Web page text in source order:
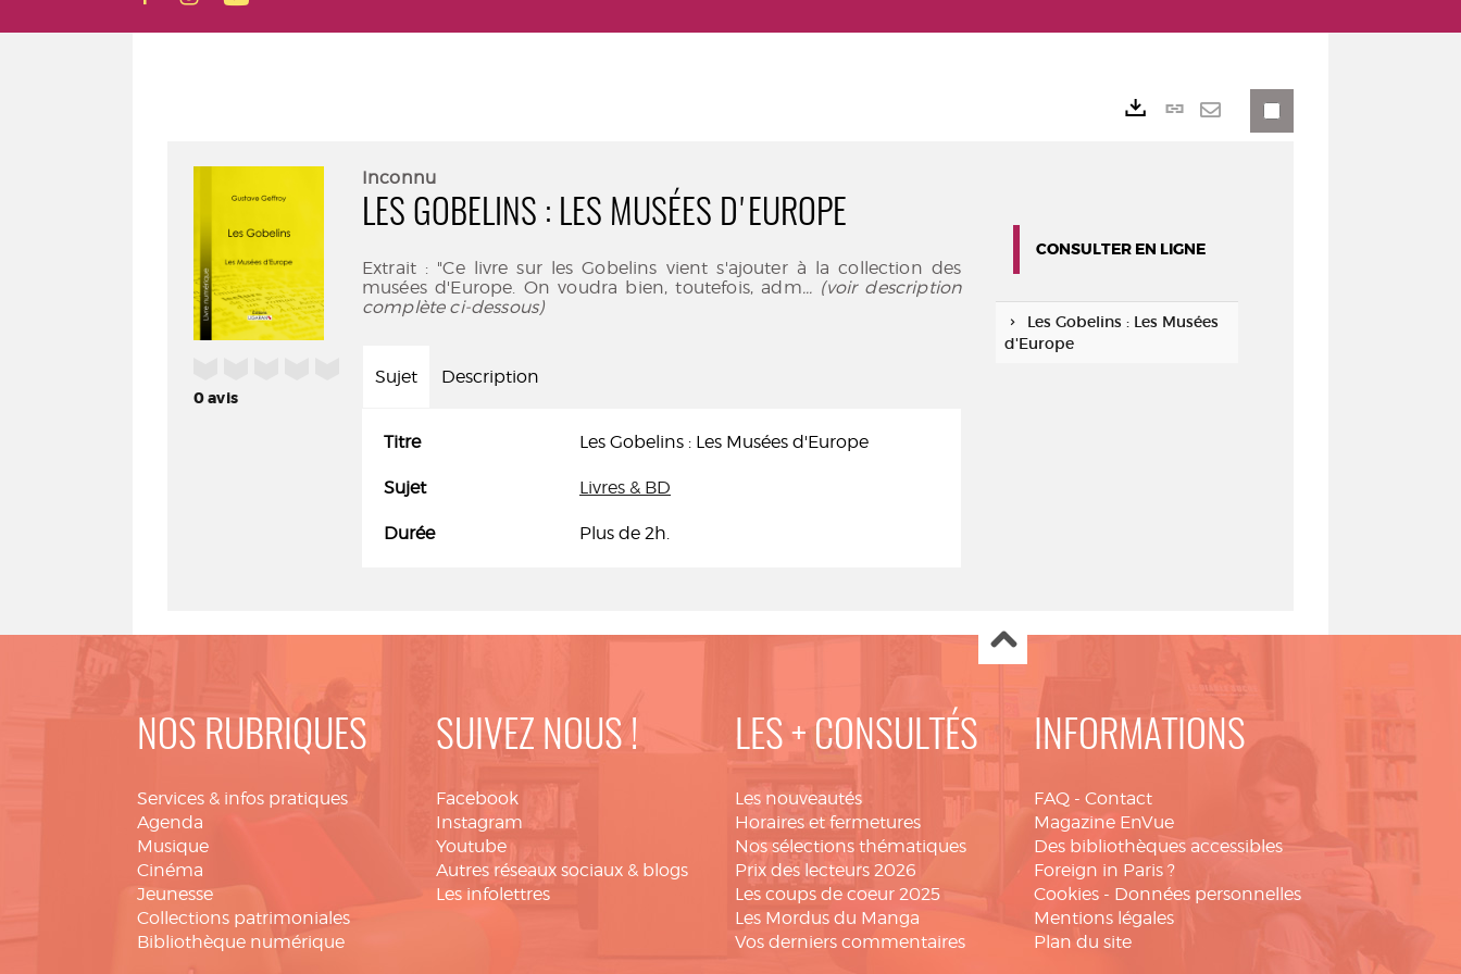
0avis
Inconnu
LES GOBELINS : LES MUSÉES D'EUROPE
Extrait : "Ce livre sur les Gobelins vient s'ajouter à la collection des
musées d'Europe. On voudra bien, toutefois, adm... (voir description
complète ci-dessous)
Sujet Description
Titre Les Gobelins : Les Musées d'Europe
Sujet Livres & BD
Durée Plus de 2h.
Lien
CONSULTER EN LIGNE
Les Gobelins : Les Musées
d'Europe
NOS RUBRIQUES
Services & infos pratiques
Agenda
Musique
Cinéma
Jeunesse
Collections patrimoniales
Bibliothèque numérique
SUIVEZ NOUS !
Facebook
Instagram
Youtube
Autres réseaux sociaux & blogs
Les infolettres
LES + CONSULTÉS
Les nouveautés
Horaires et fermetures
Nos sélections thématiques
Prix des lecteurs 2026
Les coups de coeur 2025
Les Mordus du Manga
Vos derniers commentaires
INFORMATIONS
FAQ - Contact
Magazine EnVue
Des bibliothèques accessibles
Foreign in Paris ?
Cookies - Données personnelles
Mentions légales
Plan du site